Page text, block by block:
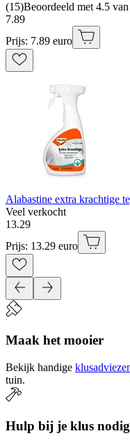
(15)Beoordeeld met 4.5
7.89
Prijs: 7.89 euro
Alabastine extra krachtige
Veel verkocht
13.29
Prijs: 13.29 euro
Maak het mooier
Bekijk handige
tuin.
Hulp bij je klus